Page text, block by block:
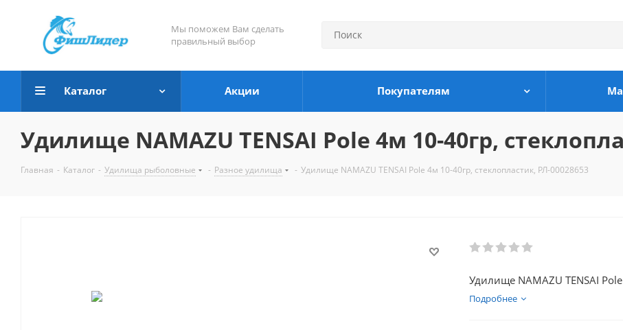
Мы поможем Вам сделать
правильный выбор
Каталог Акции Покупателям
Удилище NAMAZU TENSAI Pole 4м 10-40гр,
Главная - Каталог - Удилища рыболовные - Разное удилища - Удилище NAMAZU TENSAI Pole 4м 10-40гр, стеклопластик, РЛ-00028653
Удилище NAMAZU TENSAI
Подробнее